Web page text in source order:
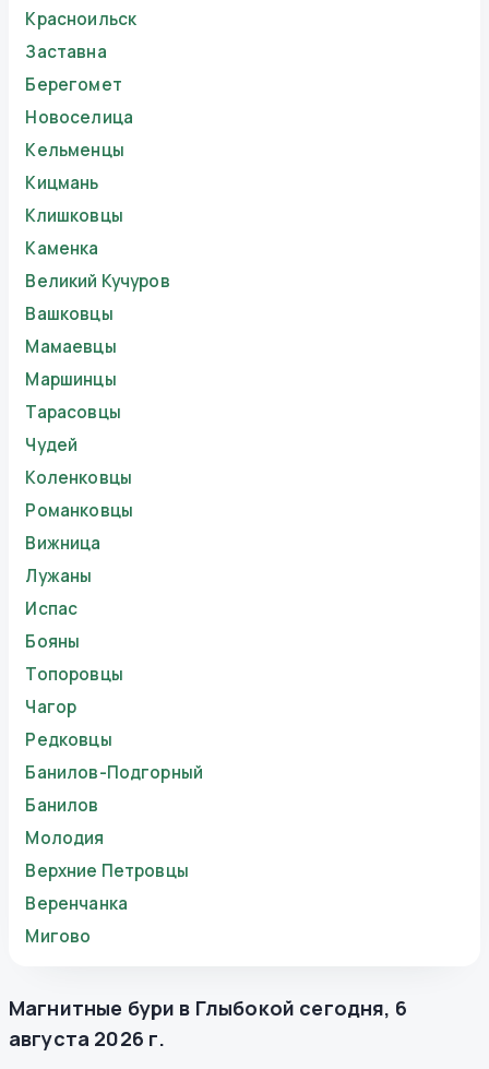
Красноильск
Заставна
Берегомет
Новоселица
Кельменцы
Кицмань
Клишковцы
Каменка
Великий Кучуров
Вашковцы
Мамаевцы
Маршинцы
Тарасовцы
Чудей
Коленковцы
Романковцы
Вижница
Лужаны
Испас
Бояны
Топоровцы
Чагор
Редковцы
Банилов-Подгорный
Банилов
Молодия
Верхние Петровцы
Веренчанка
Мигово
Магнитные бури в Глыбокой сегодня, 6
августа 2026 г.